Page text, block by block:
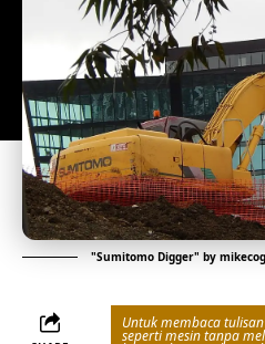
"Sumitomo Digger" by
Untuk membaca
seperti mesin tanpa